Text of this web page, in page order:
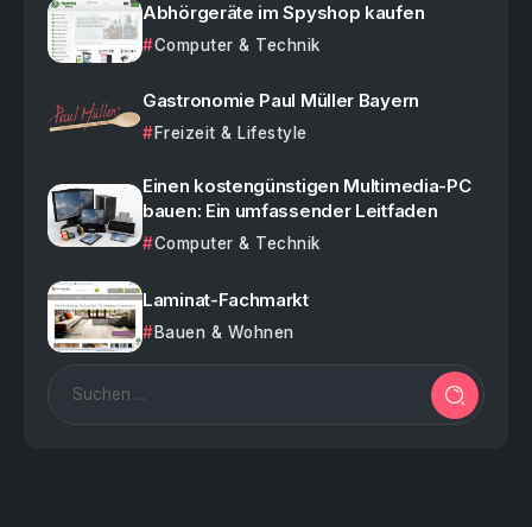
Abhörgeräte im Spyshop kaufen
Computer & Technik
Gastronomie Paul Müller Bayern
Freizeit & Lifestyle
Einen kostengünstigen Multimedia-PC
bauen: Ein umfassender Leitfaden
Computer & Technik
Laminat-Fachmarkt
Bauen & Wohnen